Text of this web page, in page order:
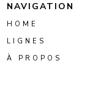
NAVIGATION
HOME
LIGNES
À PROPOS